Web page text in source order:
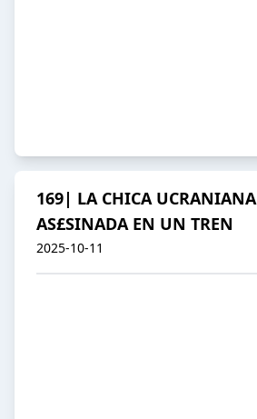
169| LA CHICA UCRANIANA
AS£SINADA EN UN TREN
2025-10-11